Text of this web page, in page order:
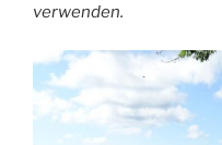
verwenden.